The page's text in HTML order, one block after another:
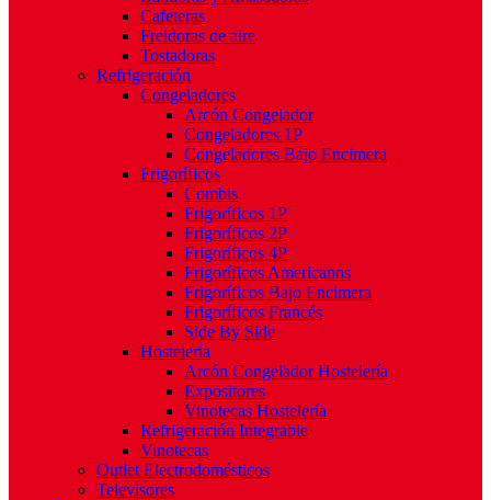
Cafeteras
Freidoras de aire
Tostadoras
Refrigeración
Congeladores
Arcón Congelador
Congeladores 1P
Congeladores Bajo Encimera
Frigoríficos
Combis
Frigoríficos 1P
Frigoríficos 2P
Frigoríficos 4P
Frigoríficos Americanos
Frigoríficos Bajo Encimera
Frigoríficos Francés
Side By Side
Hostelería
Arcón Congelador Hostelería
Expositores
Vinotecas Hostelería
Refrigeración Integrable
Vinotecas
Outlet Electrodomésticos
Televisores